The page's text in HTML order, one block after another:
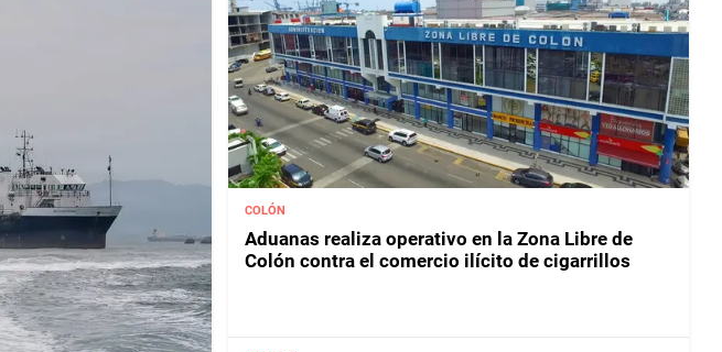
COLÓN
Aduanas realiza operativo en la Zona Libre de
Colón contra el comercio ilícito de cigarrillos